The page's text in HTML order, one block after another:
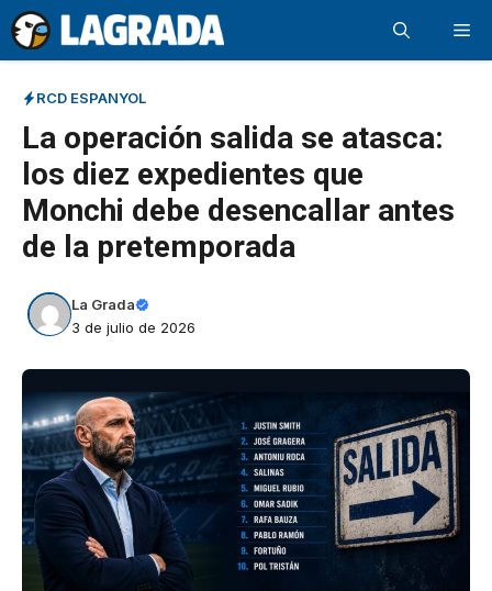
Saltar
al
contenido
RCD ESPANYOL
La operación salida se atasca:
los diez expedientes que
Monchi debe desencallar antes
de la pretemporada
La Grada
3 de julio de 2026